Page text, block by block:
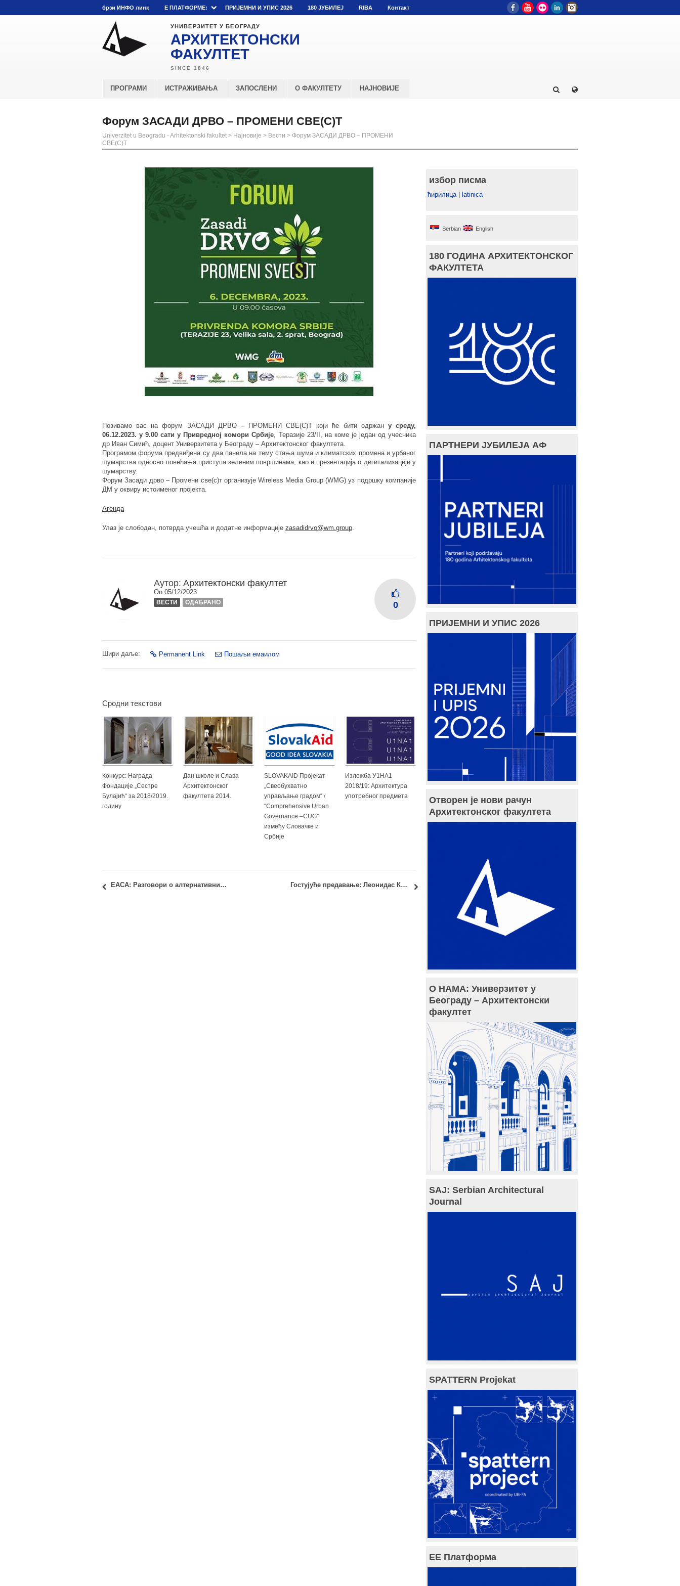
брзи ИНФО линк E ПЛАТФОРМЕ: ПРИЈЕМНИ И УПИС 2026 180 ЈУБИЛЕЈ RIBA Контакт FacebookYouTube
Flickr LinkedIn
УНИВЕРЗИТЕТ У БЕОГРАДУ
АРХИТЕКТОНСКИ
ФАКУЛТЕТ
ПРОГРАМИ ИСТРАЖИВАЊА ЗАПОСЛЕНИ О ФАКУЛТЕТУ НАЈНОВИЈЕ
Форум ЗАСАДИ ДРВО – ПРОМЕНИ СВЕ(С)Т
Univerzitet u Beogradu - Arhitektonski fakultet > Најновије > Вести > Форум ЗАСАДИ ДРВО – ПРОМЕНИ
СВЕ(С)Т
Позивамо вас на форум ЗАСАДИ ДРВО – ПРОМЕНИ СВЕ(С)Т који ће бити одржану среду,
06.12.2023. у 9.00 сати у Привредној комори Србије, Теразије 23/II, на коме је један од учесника
др Иван Симић, доцент Универзитета у Београду – Архитектонског факултета.
Програмом форума предвиђена су два панела на тему стања шума и климатских промена и урбаног
шумарства односно повећања приступа зеленим површинама, као и презентација о дигитализацији у
шумарству.
Форум Засади дрво – Промени све(с)т организује Wireless Media Group (WMG) уз подршку компаније
ДМ у оквиру истоименог пројекта.
Aгендa
Улаз је слободан, потврда учешћа и додатне информације zasadidrvo@wm.group.
Аутор: Архитектонски факултет
On 05/12/2023
ВЕСТИ ОДАБРАНО 0
Шири даље: Permanent Link Пошаљи емаилом
Сродни текстови
Конкурс: Награда
Фондације „Сестре
Булајић“ за 2018/2019.
годину
Дан школе и Слава
Архитектонског
факултета 2014.
SLOVAKAID Пројекат
„Свеобухватно
управљање градом“ /
“Comprehensive Urban
Governance –CUG”
између Словачке и
Србије
Изложба У1НА1
2018/19: Архитектура
употребног предмета
ЕАСА: Разговори о алтернативним архитектонским праксама Гостујуће предавање: Леонидас Коутсоумпос, доцент Архитектонског факултета – Техничког универзитета у Атини
избор писма
ћирилица| latinica
Serbian English
180 ГОДИНА АРХИТЕКТОНСКОГ
ФАКУЛТЕТА
ПАРТНЕРИ ЈУБИЛЕЈА АФ
ПРИЈЕМНИ И УПИС 2026
Отворен је нови рачун
Архитектонског факултета
О НАМА: Универзитет у
Београду – Архитектонски
факултет
SAJ: Serbian Architectural
Journal
SPATTERN Projekat
ЕЕ Платформа